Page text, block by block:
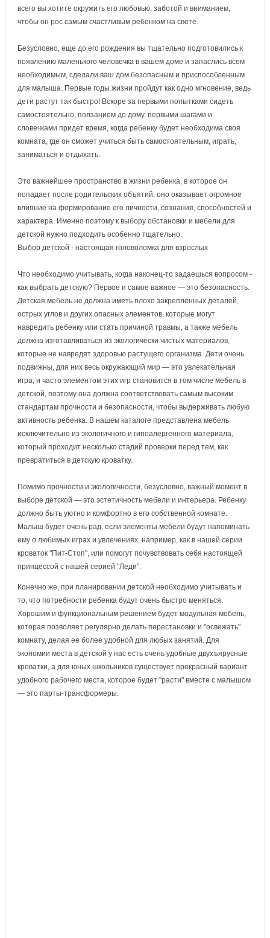
всего вы хотите окружить его любовью, заботой и вниманием,
чтобы он рос самым счастливым ребенком на свете.
Безусловно, еще до его рождения вы тщательно подготовились к
появлению маленького человечка в вашем доме и запаслись всем
необходимым, сделали ваш дом безопасным и приспособленным
для малыша. Первые годы жизни пройдут как одно мгновение, ведь
дети растут так быстро! Вскоре за первыми попытками сидеть
самостоятельно, ползанием до дому, первыми шагами и
словечками придет время, когда ребенку будет необходима своя
комната, где он сможет учиться быть самостоятельным, играть,
заниматься и отдыхать.
Это важнейшее пространство в жизни ребенка, в которое он
попадает после родительских объятий, оно оказывает огромное
влияние на формирование его личности, сознания, способностей и
характера. Именно поэтому к выбору обстановки и мебели для
детской нужно подходить особенно тщательно.
Выбор детской - настоящая головоломка для взрослых
Что необходимо учитывать, когда наконец-то задаешься вопросом -
как выбрать детскую? Первое и самое важное — это безопасность.
Детская мебель не должна иметь плохо закрепленных деталей,
острых углов и других опасных элементов, которые могут
навредить ребенку или стать причиной травмы, а также мебель
должна изготавливаться из экологически чистых материалов,
которые не навредят здоровью растущего организма. Дети очень
подвижны, для них весь окружающий мир — это увлекательная
игра, и часто элементом этих игр становится в том числе мебель в
детской, поэтому она должна соответствовать самым высоким
стандартам прочности и безопасности, чтобы выдерживать любую
активность ребенка. В нашем каталоге представлена мебель
исключительно из экологичного и гипоалергенного материала,
который проходит несколько стадий проверки перед тем, как
превратиться в детскую кроватку.
Помимо прочности и экологичности, безусловно, важный момент в
выборе детской — это эстетичность мебели и интерьера. Ребенку
должно быть уютно и комфортно в его собственной комнате.
Малыш будет очень рад, если элементы мебели будут напоминать
ему о любимых играх и увлечениях, например, как в нашей серии
кроваток "Пит-Стоп", или помогут почувствовать себя настоящей
принцессой с нашей серией "Леди".
Конечно же, при планировании детской необходимо учитывать и
то, что потребности ребенка будут очень быстро меняться.
Хорошим и функциональным решением будет модульная мебель,
которая позволяет регулярно делать перестановки и "освежать"
комнату, делая ее более удобной для любых занятий. Для
экономии места в детской у нас есть очень удобные двухъярусные
кроватки, а для юных школьников существует прекрасный вариант
удобного рабочего места, которое будет "расти" вместе с малышом
— это парты-трансформеры.